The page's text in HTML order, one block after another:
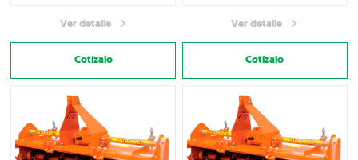
Ver detalle
Cotízalo
Ver detalle
Cotízalo